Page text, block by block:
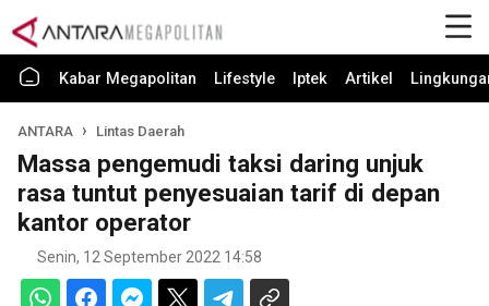
Kabar Megapolitan Lifestyle Iptek Artikel
ANTARA Lintas Daerah
Massa pengemudi taksi daring unjuk
rasa tuntut penyesuaian tarif di depan
kantor operator
Senin, 12 September 2022 14:58